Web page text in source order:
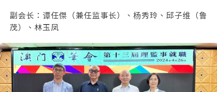
副会长：谭任傑（兼任监事长）、杨秀玲、邱子维（鲁
茂）、林玉凤